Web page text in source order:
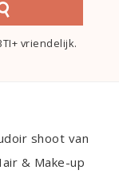
vriendelijk.
shoot van
& Make-up